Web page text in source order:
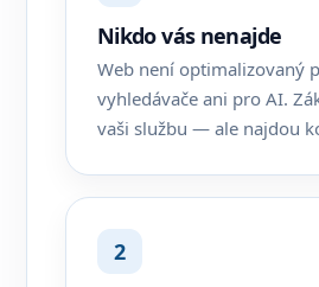
Nikdo vás nenajde
Web není optimalizovaný
vyhledávače ani pro AI.
vaši službu — ale najdou
2